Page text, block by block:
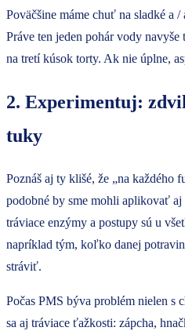
Poväčšine máme chuť na sladké a
Práve ten jeden pohár vody
na tretí kúsok torty. Ak nie úplne,
2. Experimentuj:
tuky
Poznáš aj ty klišé, že „na každého
podobné by sme mohli aplikovať aj
tráviace enzýmy a postupy sú u
napríklad tým, koľko danej
stráviť.
Počas PMS býva problém nielen s
sa aj tráviace ťažkosti: zápcha,